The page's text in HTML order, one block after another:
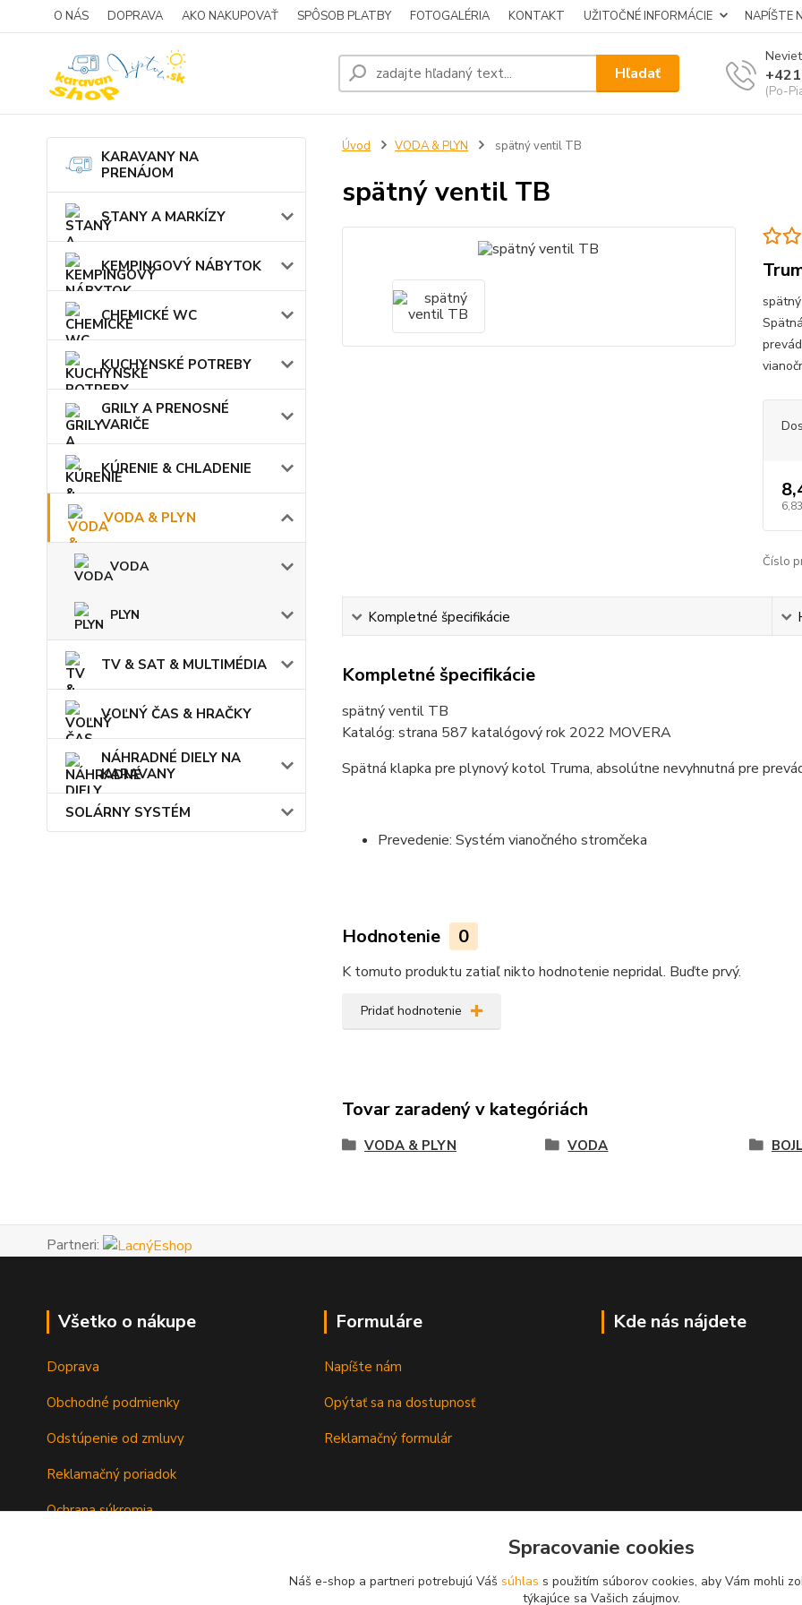
O NÁS DOPRAVA AKO NAKUPOVAŤ SPÔSOB PLATBY FOTOGALÉRIA KONTAKT UŽITOČNÉ INFORMÁCIE NAPÍŠTE
Hľadať
(Po-
KARAVANY NA
PRENÁJOM
STANY A MARKÍZY
KEMPINGOVÝ NÁBYTOK
CHEMICKÉ WC
KUCHYNSKÉ POTREBY
GRILY A PRENOSNÉ
VARIČE
KÚRENIE & CHLADENIE
VODA & PLYN
VODA
PLYN
TV & SAT & MULTIMÉDIA
VOĽNÝ ČAS & HRAČKY
NÁHRADNÉ DIELY NA
KARAVANY
SOLÁRNY SYSTÉM
Úvod VODA & PLYN spätný ventil TB
spätný ventil TB
Číslo
Kompletné špecifikácie
Kompletné špecifikácie
spätný ventil TB
Katalóg: strana 587 katalógový rok 2022 MOVERA
Spätná klapka pre plynový kotol Truma, absolútne nevyhnutná pre
Prevedenie: Systém vianočného stromčeka
Hodnotenie 0
K tomuto produktu zatiaľ nikto hodnotenie nepridal. Buďte prvý.
Pridať hodnotenie
Tovar zaradený v kategóriách
VODA & PLYN VODA
Partneri:
Všetko o nákupe
Doprava
Obchodné podmienky
Odstúpenie od zmluvy
Reklamačný poriadok
Ochrana súkromia
Formuláre
Napíšte nám
Opýtať sa na dostupnosť
Reklamačný formulár
Kde nás nájdete
Spracovanie cookies
Náš e-shop a partneri potrebujú Váš súhlas s použitím súborov cookies, aby Vám mohli
týkajúce sa Vašich záujmov.